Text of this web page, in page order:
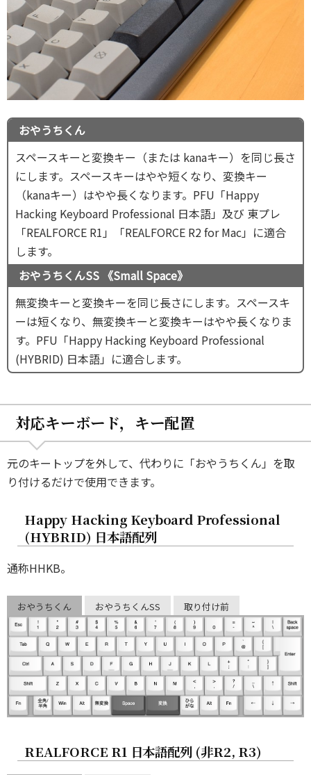
おやうちくん
スペースキーと変換キー（または kanaキー）を同じ長さ
にします。スペースキーはやや短くなり、変換キー
（kanaキー）はやや長くなります。PFU「Happy
Hacking Keyboard Professional 日本語」及び 東プレ
「REALFORCE R1」「REALFORCE R2 for Mac」に適合
します。
おやうちくんSS 《Small Space》
無変換キーと変換キーを同じ長さにします。スペースキ
ーは短くなり、無変換キーと変換キーはやや長くなりま
す。PFU「Happy Hacking Keyboard Professional
(HYBRID) 日本語」に適合します。
対応キーボード，キー配置
元のキートップを外して、代わりに「おやうちくん」を取
り付けるだけで使用できます。
Happy Hacking Keyboard Professional
(HYBRID) 日本語配列
通称HHKB。
おやうちくん おやうちくんSS 取り付け前
REALFORCE R1 日本語配列 (非R2, R3)